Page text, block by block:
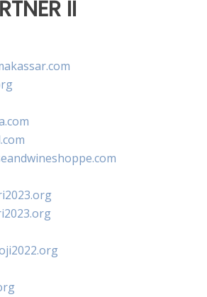
II